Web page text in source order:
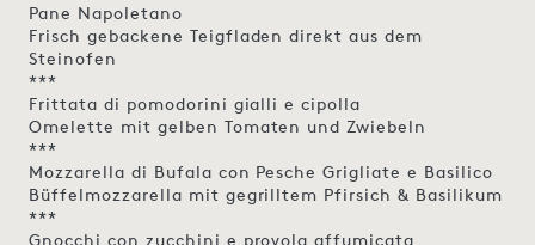
Pane Napoletano
Frisch gebackene Teigfladen direkt aus dem
Steinofen
***
Frittata di pomodorini gialli e cipolla
Omelette mit gelben Tomaten und Zwiebeln
***
Mozzarella di Bufala con Pesche Grigliate e Basilico
Büffelmozzarella mit gegrilltem Pfirsich & Basilikum
***
Gnocchi con zucchini e provola affumicata